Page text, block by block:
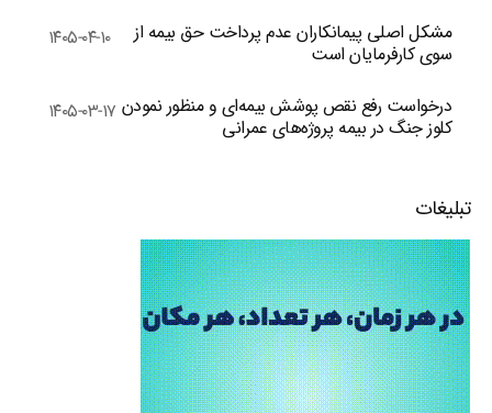
مشکل اصلی پیمانکاران عدم پرداخت حق بیمه از
سوی کارفرمایان است
۱۴۰۵-۰۴-۱۰
درخواست رفع نقص پوشش بیمه‌ای و منظور نمودن
کلوز جنگ در بیمه پروژه‌های عمرانی
۱۴۰۵-۰۳-۱۷
تبلیغات